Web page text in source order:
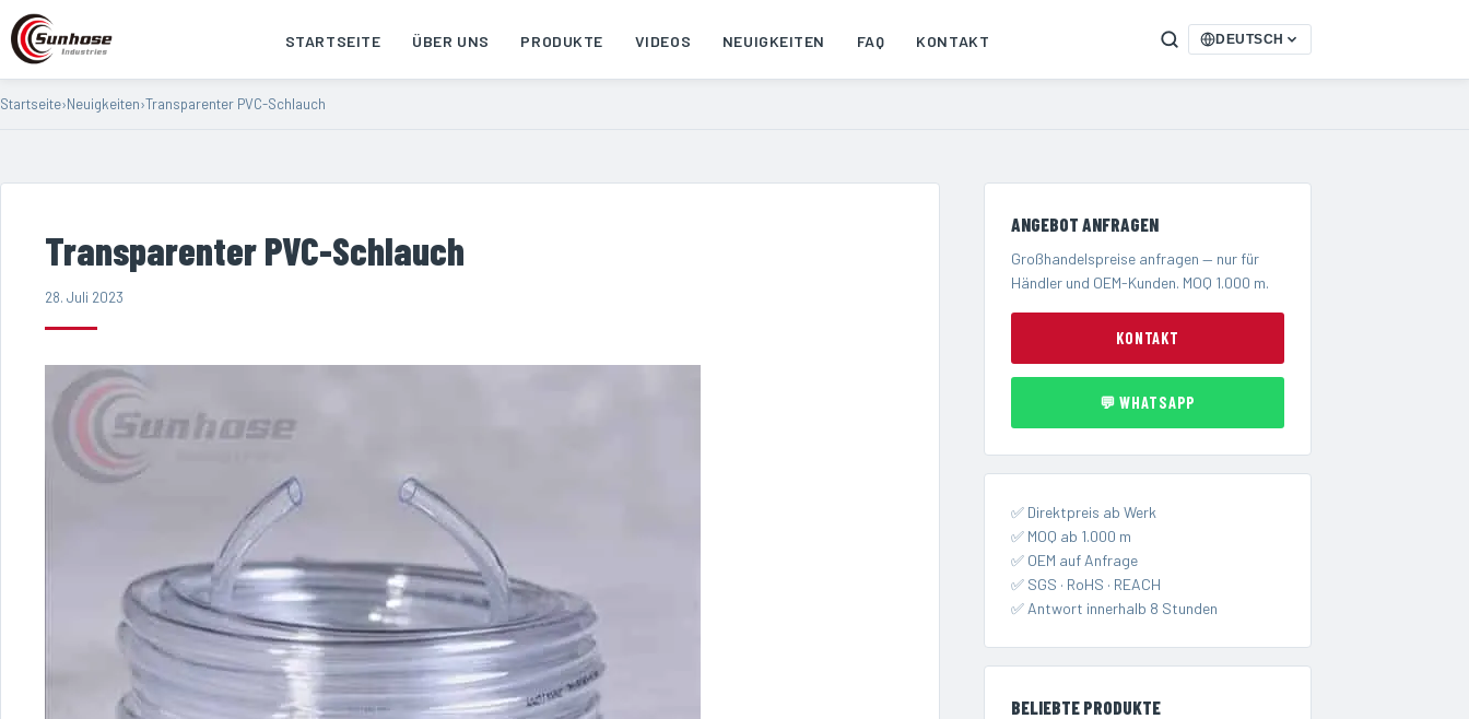
STARTSEITE ÜBER UNS PRODUKTE VIDEOS NEUIGKEITEN FAQ KONTAKT DEUTSCH
Startseite›Neuigkeiten›Transparenter PVC-Schlauch
Transparenter PVC-Schlauch
28. Juli 2023
ANGEBOT ANFRAGEN
Großhandelspreise anfragen — nur für
Händler und OEM-Kunden. MOQ 1.000 m.
KONTAKT
💬 WHATSAPP
✅ Direktpreis ab Werk
✅ MOQ ab 1.000 m
✅ OEM auf Anfrage
✅ SGS · RoHS · REACH
✅ Antwort innerhalb 8 Stunden
BELIEBTE PRODUKTE